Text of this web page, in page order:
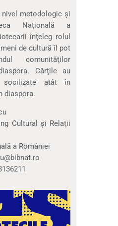
nivel metodologic şi
Naţională a
înţeleg rolul
de cultură îl pot
comunităţilor
Cărţile au
atât în
diaspora.
Cultural şi Relaţii
a României